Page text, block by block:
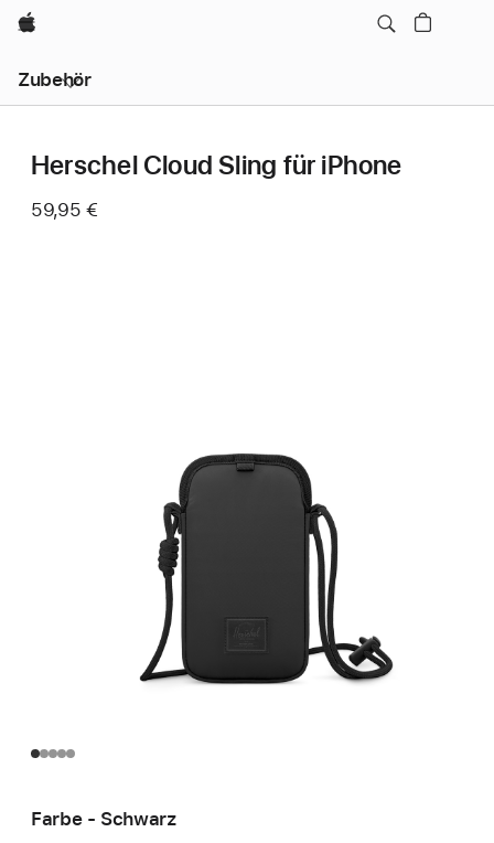
Apple
Zubehör
Navigation
–
öffnenHerschel Cloud Sling für iPhone
59,95 €
Farbe - Schwarz